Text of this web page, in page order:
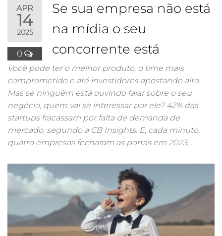
APR
14
2025
0
Se sua empresa não está
na mídia o seu
concorrente está
Você pode ter o melhor produto, o time mais
comprometido e até investidores apostando alto.
Mas se ninguém está ouvindo falar sobre o seu
negócio, quem vai se interessar por ele? 42% das
startups fracassam por falta de demanda de
mercado, segundo a CB Insights. E, cada minuto,
quatro empresas fecharam as portas em 2023,…